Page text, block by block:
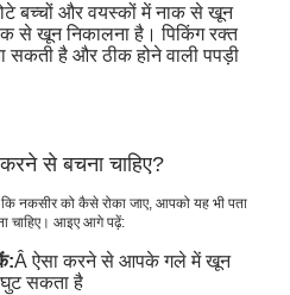
बच्चों और वयस्कों में नाक से खून
से खून निकालना है। पिकिंग रक्त
सकती है और ठीक होने वाली पपड़ी
से बचना चाहिए?
नकसीर को कैसे रोका जाए, आपको यह भी पता
चाहिए। आइए आगे पढ़ें:
Â ऐसा करने से आपके गले में खून
सकता है